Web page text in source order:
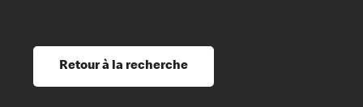
et perfectionnement
du savoirRetour à la recherche